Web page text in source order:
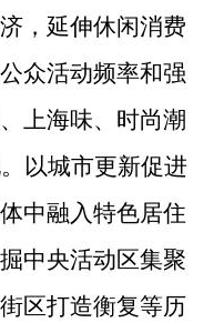
，延伸休闲消费
众活动频率和强
上海味、时尚潮
以城市更新促进
中融入特色居住
中央活动区集聚
区打造衡复等历